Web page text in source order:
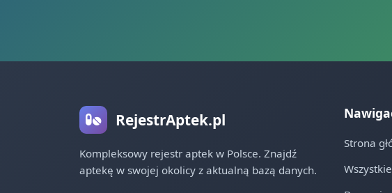
RejestrAptek.pl
Kompleksowy rejestr aptek w Polsce. Znajdź
aptekę w swojej okolicy z aktualną bazą danych.
Strona